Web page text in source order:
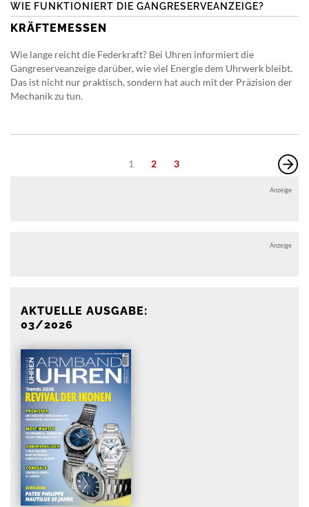
WIE FUNKTIONIERT DIE GANGRESERVEANZEIGE?
KRÄFTEMESSEN
Wie lange reicht die Federkraft? Bei Uhren informiert die
Gangreserveanzeige darüber, wie viel Energie dem Uhrwerk bleibt.
Das ist nicht nur praktisch, sondern hat auch mit der Präzision der
Mechanik zu tun.
1 2 3
Anzeige
Anzeige
AKTUELLE AUSGABE:
03/2026